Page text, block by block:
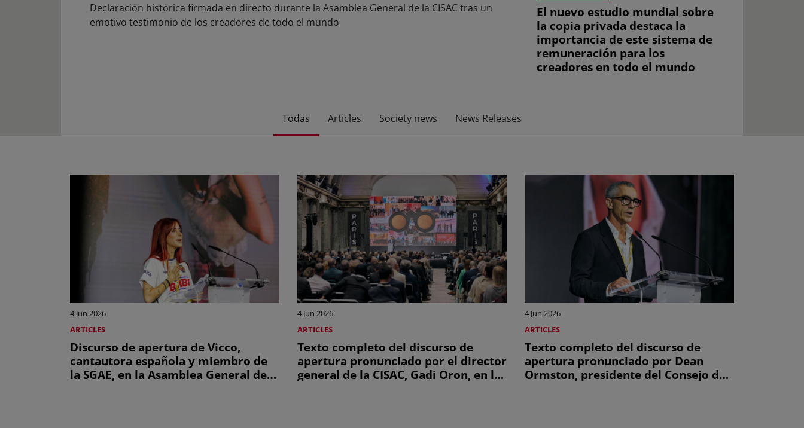
Declaración histórica firmada en directo durante la Asamblea General de la CISAC tras un
emotivo testimonio de los creadores de todo el mundo
El nuevo estudio mundial sobre
la copia privada destaca la
importancia de este sistema de
remuneración para los
creadores en todo el mundo
Todas Articles Society news News Releases
4 Jun 2026
ARTICLES
Discurso de apertura de Vicco,
cantautora española y miembro de
la SGAE, en la Asamblea General de
4 Jun 2026
ARTICLES
Texto completo del discurso de
apertura pronunciado por el director
general de la CISAC, Gadi Oron, en la
4 Jun 2026
ARTICLES
Texto completo del discurso de
apertura pronunciado por Dean
Ormston, presidente del Consejo de